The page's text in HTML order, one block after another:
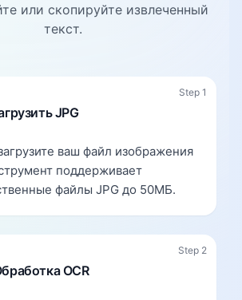
или скопируйте извлеченный
текст.
JPG
ваш файл изображения
поддерживает
файлы JPG до 50МБ.
Step 1
OCR
Step 2